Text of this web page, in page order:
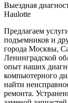
Выездная
Haulotte
Предлагаем
подъемников и
города Москвы,
Ленинградской
опыт наших
компьютерного
найти
ремонта.